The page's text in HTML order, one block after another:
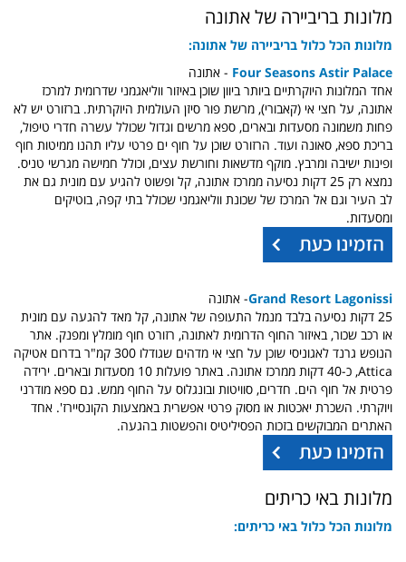
מלונות בריביירה של אתונה
מלונות הכל כלול בריביירה של אתונה:
Four Seasons Astir Palace - אתונה
אחד המלונות היוקרתיים ביותר ביוון שוכן באיזור ווליאגמני שדרומית למרכז
אתונה, על חצי אי (קאבורי), מרשת פור סיזן העולמית היוקרתית. ברזורט יש לא
פחות משמונה מסעדות ובארים, ספא מרשים וגדול שכולל עשרה חדרי טיפול,
בריכת ספא, סאונה ועוד. הרזורט שוכן על חוף ים פרטי עליו תהנו ממיטות חוף
ופינות ישיבה ומרבץ. מוקף מדשאות וחורשת עצים, וכולל חמישה מגרשי טניס.
נמצא רק 25 דקות נסיעה ממרכז אתונה, קל ופשוט להגיע עם מונית גם את
לב העיר וגם אל המרכז של שכונת ווליאגמני שכולל בתי קפה, בוטיקים
ומסעדות.
Grand Resort Lagonissi- אתונה
25 דקות נסיעה בלבד מנמל התעופה של אתונה, קל מאד להגעה עם מונית
או רכב שכור, באיזור החוף הדרומית לאתונה, רזורט חוף מומלץ ומפנק. אתר
הנופש גרנד לאגוניסי שוכן על חצי אי מדהים שגודלו 300 קמ"ר בדרום אטיקה
Attica, כ-40 דקות ממרכז אתונה. באתר פועלות 10 מסעדות ובארים. ירידה
פרטית אל חוף הים. חדרים, סוויטות ובונגלוס על החוף ממש. גם ספא מודרני
ויוקרתי. השכרת יאכטות או מסוק פרטי אפשרית באמצעות הקונסיירז'. אחד
האתרים המבוקשים בזכות הפסיליטיס והפשטות בהגעה.
מלונות באי כריתים
מלונות הכל כלול באי כריתים: